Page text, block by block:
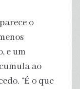
o
e um
ao
“É o que